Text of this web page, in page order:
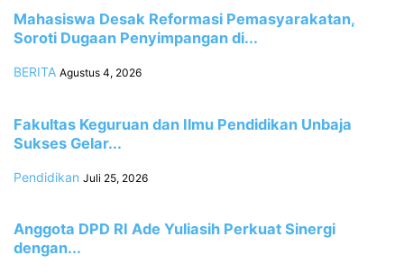
Mahasiswa Desak Reformasi Pemasyarakatan,
Soroti Dugaan Penyimpangan di...
BERITA Agustus 4, 2026
Fakultas Keguruan dan Ilmu Pendidikan Unbaja
Sukses Gelar...
Pendidikan Juli 25, 2026
Anggota DPD RI Ade Yuliasih Perkuat Sinergi
dengan...